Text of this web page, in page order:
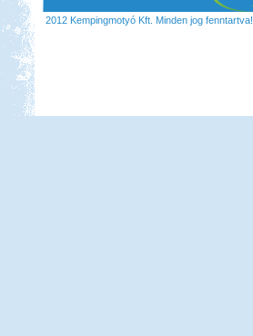
2012 Kempingmotyó Kft. Minden jog fenntartva!